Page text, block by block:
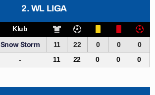
2. WL LIGA
Klub
Snow Storm 11 22 0 0
0
- 11 22 0 0 0